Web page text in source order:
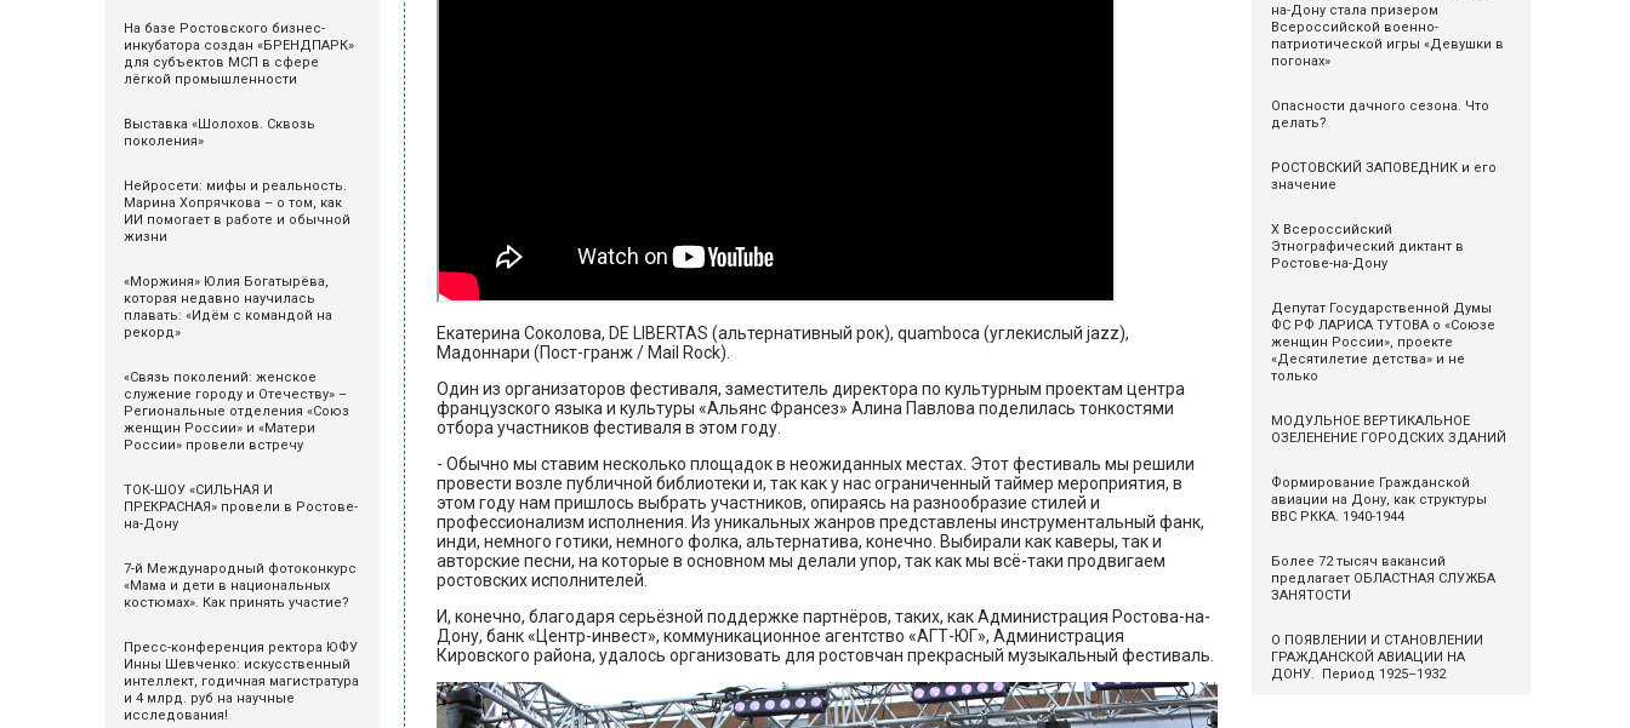
На базе Ростовского бизнес-
инкубатора создан «БРЕНДПАРК»
для субъектов МСП в сфере
лёгкой промышленности
Выставка «Шолохов. Сквозь
поколения»
Нейросети: мифы и реальность.
Марина Хопрячкова – о том, как
ИИ помогает в работе и обычной
жизни
«Моржиня» Юлия Богатырёва,
которая недавно научилась
плавать: «Идём с командой на
рекорд»
«Связь поколений: женское
служение городу и Отечеству» –
Региональные отделения «Союз
женщин России» и «Матери
России» провели встречу
ТОК-ШОУ «СИЛЬНАЯ И
ПРЕКРАСНАЯ» провели в Ростове-
на-Дону
7-й Международный фотоконкурс
«Мама и дети в национальных
костюмах». Как принять участие?
Пресс-конференция ректора ЮФУ
Инны Шевченко: искусственный
интеллект, годичная магистратура
и 4 млрд. руб на научные
исследования!
Екатерина Соколова, DE LIBERTAS (альтернативный рок), quamboca (углекислый jazz),
Мадоннари (Пост-гранж / Mail Rock).
Один из организаторов фестиваля, заместитель директора по культурным проектам центра
французского языка и культуры «Альянс Франсез» Алина Павлова поделилась тонкостями
отбора участников фестиваля в этом году.
- Обычно мы ставим несколько площадок в неожиданных местах. Этот фестиваль мы решили
провести возле публичной библиотеки и, так как у нас ограниченный таймер мероприятия, в
этом году нам пришлось выбрать участников, опираясь на разнообразие стилей и
профессионализм исполнения. Из уникальных жанров представлены инструментальный фанк,
инди, немного готики, немного фолка, альтернатива, конечно. Выбирали как каверы, так и
авторские песни, на которые в основном мы делали упор, так как мы всё-таки продвигаем
ростовских исполнителей.
И, конечно, благодаря серьёзной поддержке партнёров, таких, как Администрация Ростова-на-
Дону, банк «Центр-инвест», коммуникационное агентство «АГТ-ЮГ», Администрация
Кировского района, удалось организовать для ростовчан прекрасный музыкальный фестиваль.
на-Дону стала призером
Всероссийской военно-
патриотической игры «Девушки в
погонах»
Опасности дачного сезона. Что
делать?
РОСТОВСКИЙ ЗАПОВЕДНИК и его
значение
X Всероссийский
Этнографический диктант в
Ростове-на-Дону
Депутат Государственной Думы
ФС РФ ЛАРИСА ТУТОВА о «Союзе
женщин России», проекте
«Десятилетие детства» и не
только
МОДУЛЬНОЕ ВЕРТИКАЛЬНОЕ
ОЗЕЛЕНЕНИЕ ГОРОДСКИХ ЗДАНИЙ
Формирование Гражданской
авиации на Дону, как структуры
ВВС РККА. 1940-1944
Более 72 тысяч вакансий
предлагает ОБЛАСТНАЯ СЛУЖБА
ЗАНЯТОСТИ
О ПОЯВЛЕНИИ И СТАНОВЛЕНИИ
ГРАЖДАНСКОЙ АВИАЦИИ НА
ДОНУ. Период 1925–1932